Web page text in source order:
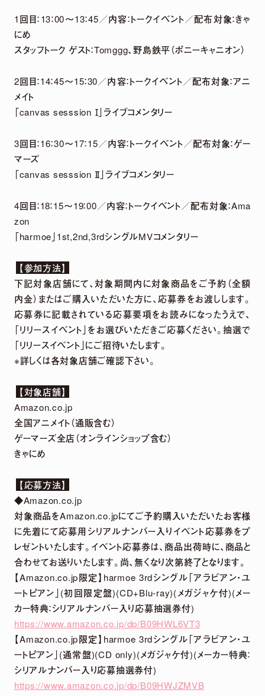
2026」出演決定！
【harmoe】『Tilt』Music Video Full ver.【3rdアルバム】
MOVIE LINEUP
1回目：13：00〜13：45／内容：トークイベント／配布対象：きゃ
にめ
スタッフトーク ゲスト：Tomggg、野島鉄平（ポニーキャニオン）
2回目：14：45〜15：30／内容：トークイベント／配布対象：アニ
メイト
「canvas sesssion Ⅰ」ライブコメンタリー
3回目：16：30〜17：15／内容：トークイベント／配布対象：ゲー
マーズ
「canvas sesssion Ⅱ」ライブコメンタリー
4回目：18：15〜19：00／内容：トークイベント／配布対象：Ama
zon
「harmoe」1st,2nd,3rdシングルMVコメンタリー
【参加方法】
下記対象店舗にて、対象期間内に対象商品をご予約（全額
内金）またはご購入いただいた方に、応募券をお渡しします。
応募券に記載されている応募要項をお読みになったうえで、
「リリースイベント」をお選びいただきご応募ください。抽選で
「リリースイベント」にご招待いたします。
※詳しくは各対象店舗ご確認下さい。
【対象店舗】
Amazon.co.jp
全国アニメイト（通販含む）
ゲーマーズ全店（オンラインショップ含む）
きゃにめ
【応募方法】
◆Amazon.co.jp
対象商品をAmazon.co.jpにてご予約購入いただいたお客様
に先着にて応募用シリアルナンバー入りイベント応募券をプ
レゼントいたします。イベント応募券は、商品出荷時に、商品と
合わせてお送りいたします。尚、無くなり次第終了となります。
【Amazon.co.jp限定】harmoe 3rdシングル「アラビアン・ユ
ートピアン」(初回限定盤)(CD+Blu-ray)(メガジャケ付)(メー
カー特典：シリアルナンバー入り応募抽選券付)
https://www.amazon.co.jp/dp/B09HWL6VT3
【Amazon.co.jp限定】harmoe 3rdシングル「アラビアン・ユ
ートピアン」(通常盤)(CD only)(メガジャケ付)(メーカー特典：
シリアルナンバー入り応募抽選券付)
https://www.amazon.co.jp/dp/B09HWJZMVB